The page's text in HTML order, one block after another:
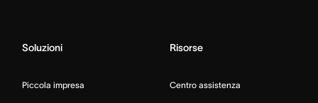
Soluzioni
Piccola impresa
Risorse
Centro assistenza